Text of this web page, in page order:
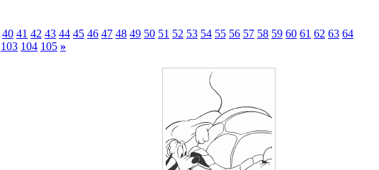
40 41 42 43 44 45 46 47 48 49 50 51 52 53 54 55 56 57 58 59 60 61 62 63 64
103 104 105 »